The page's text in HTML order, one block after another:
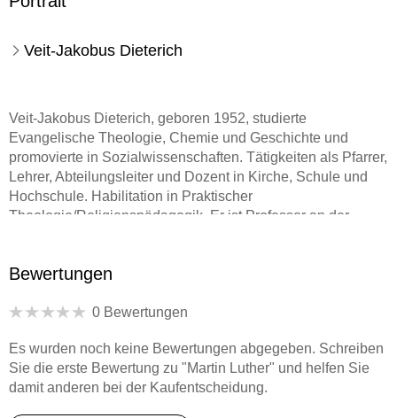
Veit-Jakobus Dieterich
Veit-Jakobus Dieterich, geboren 1952, studierte
Evangelische Theologie, Chemie und Geschichte und
promovierte in Sozialwissenschaften. Tätigkeiten als Pfarrer,
Lehrer, Abteilungsleiter und Dozent in Kirche, Schule und
Hochschule. Habilitation in Praktischer
Theologie/Religionspädagogik. Er ist Professor an der
theologischen und (religions-)pädagogischen Themen
Comenius und die Reformatoren.
Bewertungen
0 Bewertungen
Es wurden noch keine Bewertungen abgegeben. Schreiben
Sie die erste Bewertung zu "Martin Luther" und helfen Sie
damit anderen bei der Kaufentscheidung.